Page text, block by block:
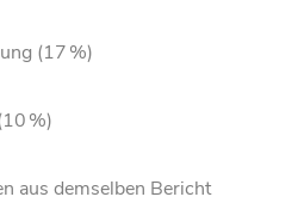
(17 %)
%)
aus demselben Bericht